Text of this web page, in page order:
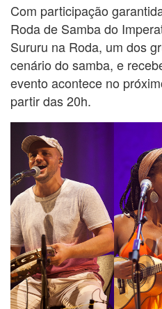
Com participação
Roda de Samba do
Sururu na Roda, um dos
cenário do samba, e
evento acontece no
partir das 20h.